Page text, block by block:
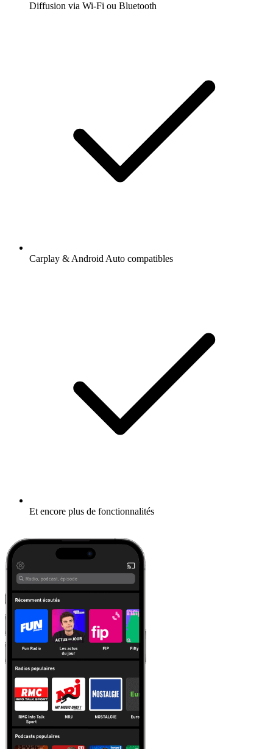
Diffusion via Wi-Fi ou Bluetooth
Carplay & Android Auto compatibles
Et encore plus de fonctionnalités